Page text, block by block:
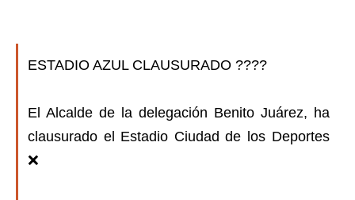
ESTADIO AZUL CLAUSURADO ????
El Alcalde de la delegación Benito Juárez, ha
clausurado el Estadio Ciudad de los Deportes
❌